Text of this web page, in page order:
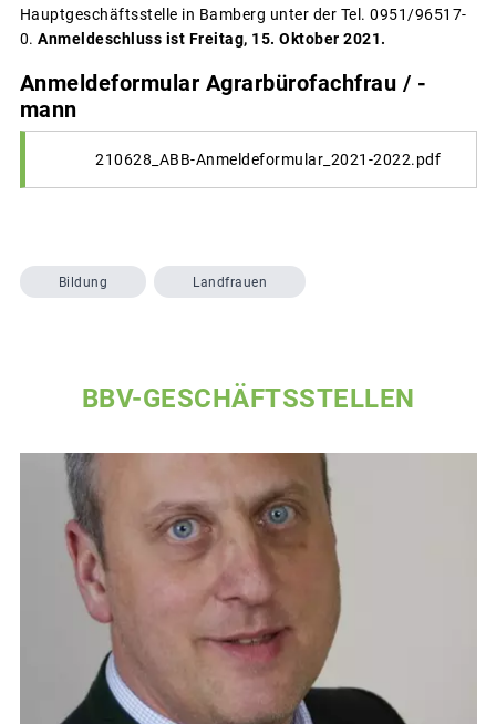
Hauptgeschäftsstelle in Bamberg unter der Tel. 0951/96517-
0. Anmeldeschluss ist Freitag, 15. Oktober 2021.
Anmeldeformular Agrarbürofachfrau / -
mann
210628_ABB-Anmeldeformular_2021-2022.pdf
Bildung Landfrauen
BBV-GESCHÄFTSSTELLEN